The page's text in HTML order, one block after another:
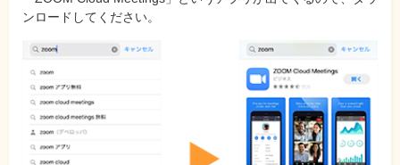
ンロードしてください。